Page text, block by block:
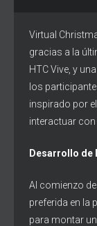
Virtual
gracias a la
HTC Vive, y
los
inspirado por
interactuar con
Desarrollo de
Al comienzo
preferida en la
para montar